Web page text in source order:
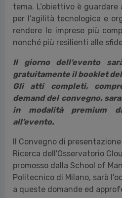
tema. L’obiettivo è
per l’agilità tecnologica e
rendere le imprese più
nonché più resilienti alle
Il giorno dell’evento
gratuitamente il booklet
Gli atti completi,
demand del convegno,
in modalità premium
all’evento.
Il Convegno di
Ricerca dell'Osservatorio
promosso dalla School of
Politecnico di Milano, sarà
a queste domande ed